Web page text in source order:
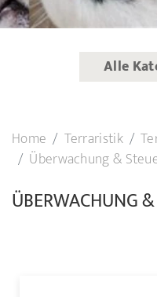
Alle
Home Terraristik
Überwachung &
ÜBERWACHUNG